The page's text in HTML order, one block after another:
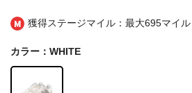
獲得ステージマイル：最大695マイル
カラー：WHITE